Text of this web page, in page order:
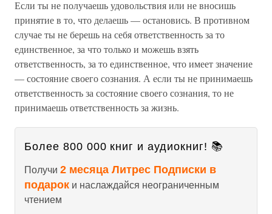
Если ты не получаешь удовольствия или не вносишь
принятие в то, что делаешь — остановись. В противном
случае ты не берешь на себя ответственность за то
единственное, за что только и можешь взять
ответственность, за то единственное, что имеет значение
— состояние своего сознания. А если ты не принимаешь
ответственность за состояние своего сознания, то не
принимаешь ответственность за жизнь.
Более 800 000 книг и аудиокниг! 📚
Получи 2 месяца Литрес Подписки в
подарок и наслаждайся неограниченным
чтением